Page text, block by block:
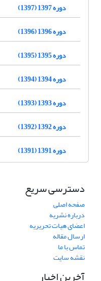
دوره 1397 (1397)
دوره 1396 (1396)
دوره 1395 (1395)
دوره 1394 (1394)
دوره 1393 (1393)
دوره 1392 (1392)
دوره 1391 (1391)
دسترسی سریع
صفحه اصلی
درباره نشریه
اعضای هیات تحریریه
ارسال مقاله
تماس با ما
نقشه سایت
آخرین اخبار